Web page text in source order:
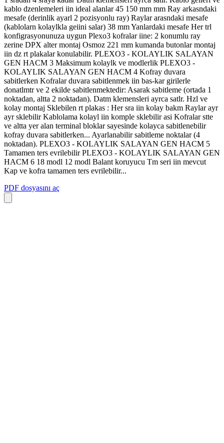
kablo dzenlemeleri iin ideal alanlar 45 150 mm mm Ray arkasndaki
mesafe (derinlik ayarl 2 pozisyonlu ray) Raylar arasndaki mesafe
(kablolarn kolaylkla geiini salar) 38 mm Yanlardaki mesafe Her trl
konfigrasyonunuza uygun Plexo3 kofralar iine: 2 konumlu ray
zerine DPX alter montaj Osmoz 221 mm kumanda butonlar montaj
iin dz rt plakalar konulabilir. PLEXO3 - KOLAYLIK SALAYAN
GEN HACM 3 Maksimum kolaylk ve modlerlik PLEXO3 -
KOLAYLIK SALAYAN GEN HACM 4 Kofray duvara
sabitlerken Kofralar duvara sabitlenmek iin bas-kar girilerle
donatlmtr ve 2 ekilde sabitlenmektedir: Asarak sabitleme (ortada 1
noktadan, altta 2 noktadan). Datm klemensleri ayrca satlr. Hzl ve
kolay montaj Sklebilen rt plakas : Her sra iin kolay bakm Raylar ayr
ayr sklebilir Kablolama kolayl iin komple sklebilir asi Kofralar stte
ve altta yer alan terminal bloklar sayesinde kolayca sabitlenebilir
kofray duvara sabitlerken... Ayarlanabilir sabitleme noktalar (4
noktadan). PLEXO3 - KOLAYLIK SALAYAN GEN HACM 5
Tamamen ters evrilebilir PLEXO3 - KOLAYLIK SALAYAN GEN
HACM 6 18 modl 12 modl Balant koruyucu Tm seri iin mevcut
Kap ve kofra tamamen ters evrilebilir...
PDF dosyasını aç